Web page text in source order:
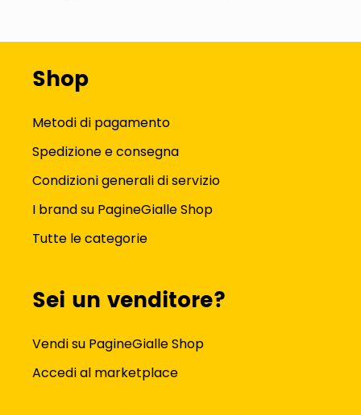
Shop
Metodi di pagamento
Spedizione e consegna
Condizioni generali di servizio
I brand su PagineGialle Shop
Tutte le categorie
Sei un venditore?
Vendi su PagineGialle Shop
Accedi al marketplace